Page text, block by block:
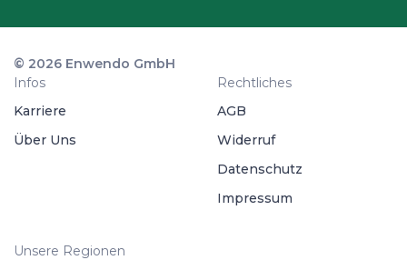
© 2026 Enwendo GmbH
Infos
Karriere
Über Uns
Rechtliches
AGB
Widerruf
Datenschutz
Impressum
Unsere Regionen